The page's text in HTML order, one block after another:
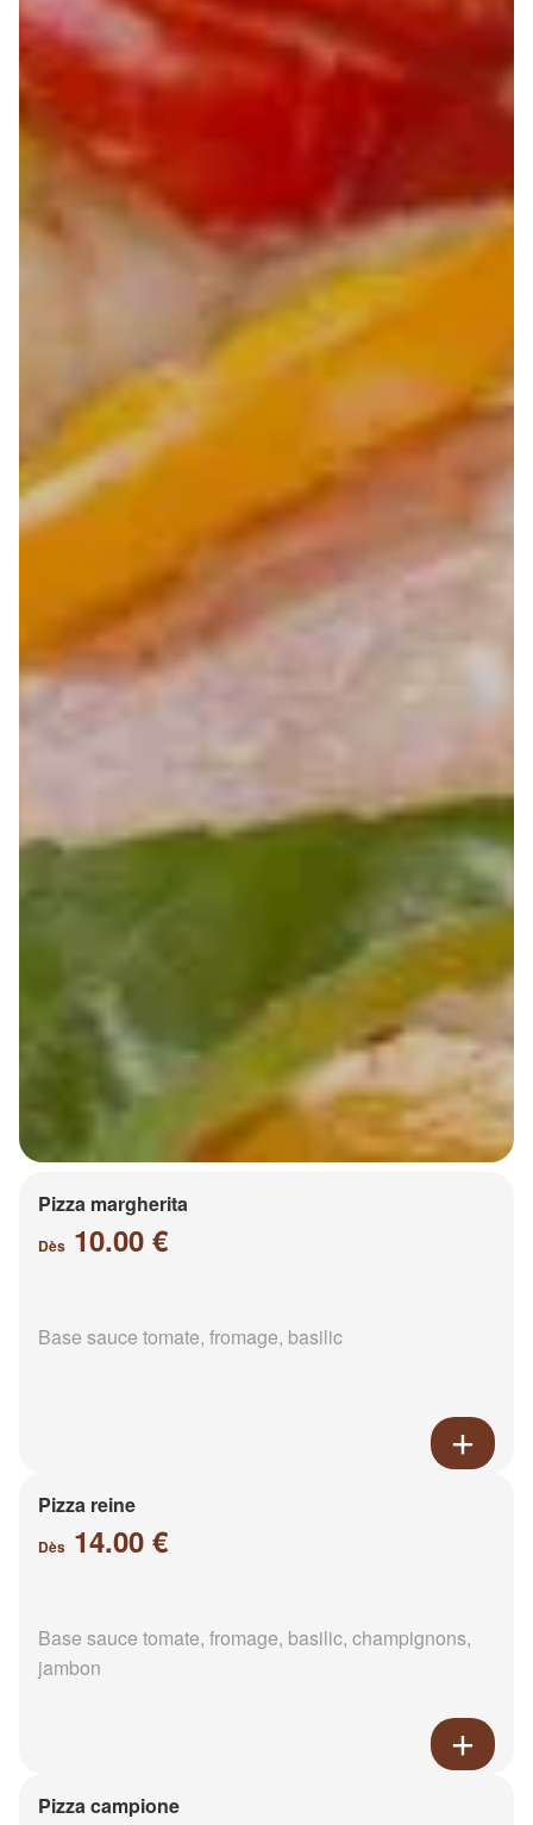
Pizza margherita
Dès 10.00 €
Base sauce tomate, fromage, basilic
Pizza reine
Dès 14.00 €
Base sauce tomate, fromage, basilic, champignons,
jambon
Pizza campione